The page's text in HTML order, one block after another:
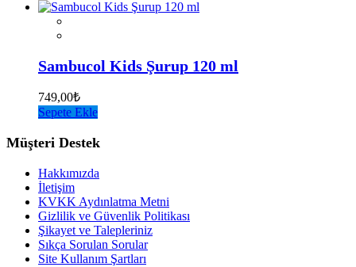
Sambucol Kids Şurup 120 ml
749,00₺
Sepete Ekle
Müşteri Destek
Hakkımızda
İletişim
KVKK Aydınlatma Metni
Gizlilik ve Güvenlik Politikası
Şikayet ve Talepleriniz
Sıkça Sorulan Sorular
Site Kullanım Şartları